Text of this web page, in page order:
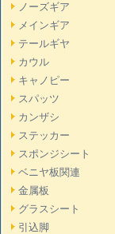
ノーズギア
メインギア
テールギヤ
カウル
キャノピー
スパッツ
カンザシ
ステッカー
スポンジシート
ベニヤ板関連
金属板
グラスシート
引込脚